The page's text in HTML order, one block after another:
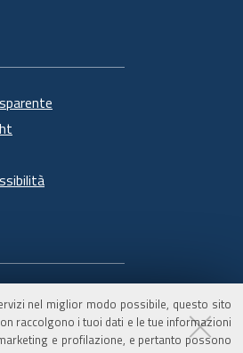
nel miglior modo possibile, questo sito
raccolgono i tuoi dati e le tue informazioni
e profilazione, e pertanto possono